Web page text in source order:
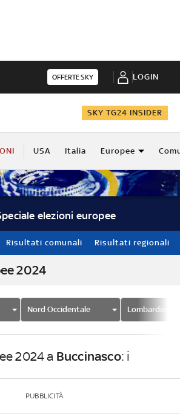
OFFERTE SKY LOGIN
SKY TG24 INSIDER
USA Italia Europee
elezioni europee
Risultati comunali Risultati regionali
2024
Nord Occidentale Lombardia
2024 a Buccinasco: i
PUBBLICITÀ